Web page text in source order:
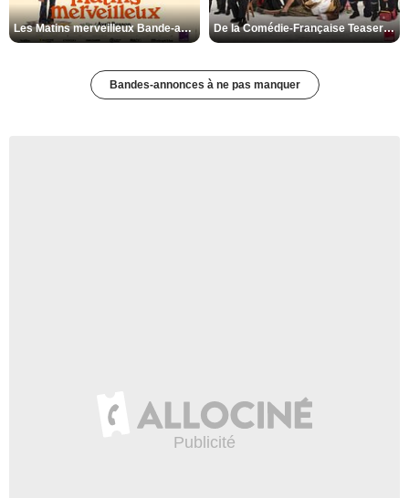
Les Matins merveilleux Bande-annonce VF De la Comédie-Française Teaser VF
Bandes-annonces à ne pas manquer